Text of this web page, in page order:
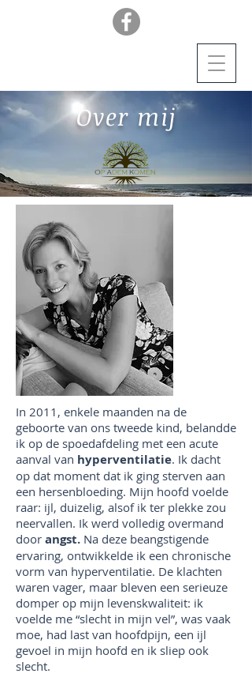
Over mij
In 2011, enkele maanden na de
geboorte van ons tweede kind, belandde
ik op de spoedafdeling met een acute
aanval van hyperventilatie. Ik dacht
op dat moment dat ik ging sterven aan
een hersenbloeding. Mijn hoofd voelde
raar: ijl, duizelig, alsof ik ter plekke zou
neervallen. Ik werd volledig overmand
door angst. Na deze beangstigende
ervaring, ontwikkelde ik een chronische
vorm van hyperventilatie. De klachten
waren vager, maar bleven een serieuze
domper op mijn levenskwaliteit: ik
voelde me “slecht in mijn vel”, was vaak
moe, had last van hoofdpijn, een ijl
gevoel in mijn hoofd en ik sliep ook
slecht.